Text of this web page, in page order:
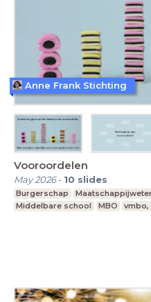
Vooroordelen
May 2026- 10 slides
Burgerschap
Middelbare school
MBO vmbo,
Anne Frank Stichting